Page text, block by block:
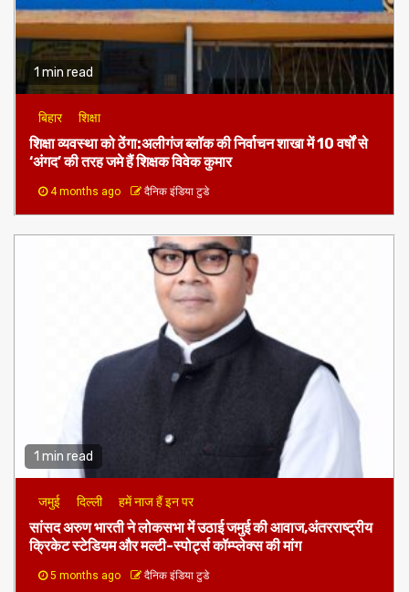
1 min read
बिहार शिक्षा
शिक्षा व्यवस्था को ठेंगा:अलीगंज ब्लॉक की निर्वाचन शाखा में 10 वर्षों से
‘अंगद’ की तरह जमे हैं शिक्षक विवेक कुमार
4 months ago दैनिक इंडिया टुडे
1 min read
जमुई दिल्ली हमें नाज हैं इन पर
​सांसद अरुण भारती ने लोकसभा में उठाई जमुई की आवाज,अंतरराष्ट्रीय
क्रिकेट स्टेडियम और मल्टी-स्पोर्ट्स कॉम्प्लेक्स की मांग
5 months ago दैनिक इंडिया टुडे